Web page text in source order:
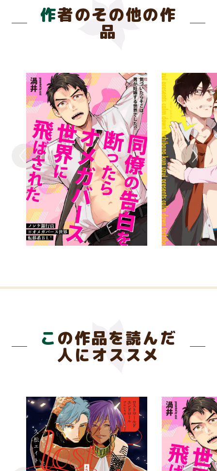
作者のその他の作
品
この作品を読んだ
人にオススメ